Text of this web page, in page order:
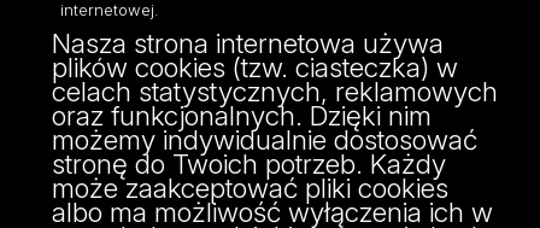
ul. Narutowicza 68, 90-136 Łódź
NIP: 724 000 32 43
Adres do doręczeń elektronicznych (ADE):
AE:PL-74796-17640-IHHIV-17
KONTAKT
internetowej.
Nasza strona internetowa używa
plików cookies (tzw. ciasteczka) w
celach statystycznych, reklamowych
oraz funkcjonalnych. Dzięki nim
możemy indywidualnie dostosować
stronę do Twoich potrzeb. Każdy
może zaakceptować pliki cookies
albo ma możliwość wyłączenia ich w